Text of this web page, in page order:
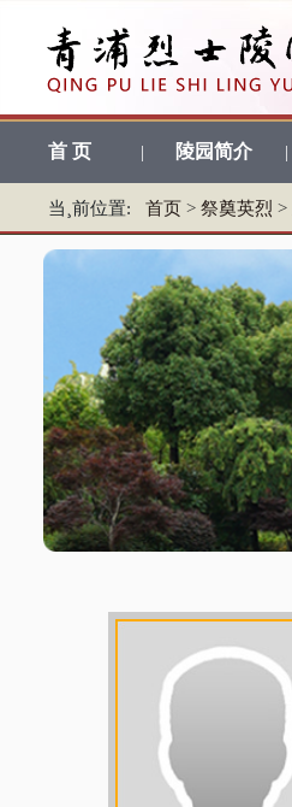
首 页 | 陵园简介 |
当¸前位置: 首页 > 祭奠英烈 >